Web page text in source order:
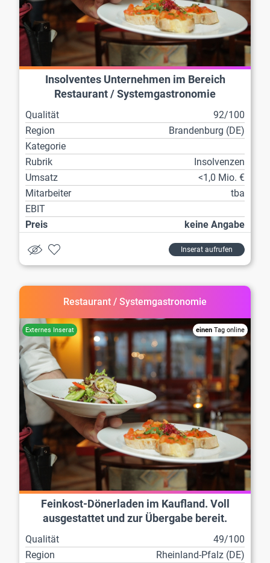
Insolventes Unternehmen im Bereich
Restaurant / Systemgastronomie
Qualität
92/100
Region
Brandenburg (DE)
Kategorie
Rubrik
Insolvenzen
Umsatz
<1,0 Mio. €
Mitarbeiter
tba
EBIT
Preis
keine Angabe
Inserat aufrufen
Restaurant / Systemgastronomie
einen Tag online
Feinkost-Dönerladen im Kaufland. Voll
ausgestattet und zur Übergabe bereit.
Qualität
49/100
Region
Rheinland-Pfalz (DE)